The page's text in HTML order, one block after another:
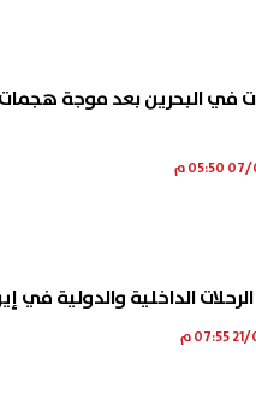
في البحرين بعد موجة
الداخلية والدولية في